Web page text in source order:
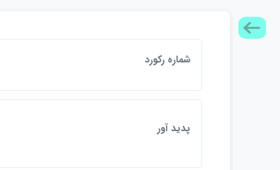
شماره ركورد
پديد آور